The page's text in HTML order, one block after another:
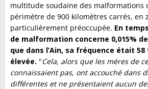
multitude soudaine des malformations
périmètre de 900 kilomètres carrés, en
particulièrement préoccupée. En
de malformation concerne 0,015%
que dans l’Ain, sa fréquence était
élevée. "Cela, alors que les mères de
connaissaient pas, ont accouché dans
différentes et ne présentaient aucun